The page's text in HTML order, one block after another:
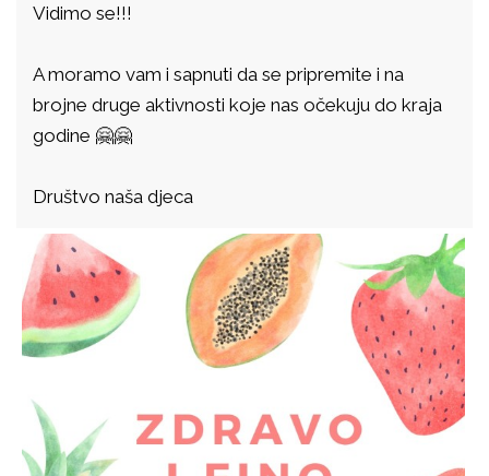
Vidimo se!!!
A moramo vam i sapnuti da se pripremite i na
brojne druge aktivnosti koje nas očekuju do kraja
godine 🤗🤗
Društvo naša djeca